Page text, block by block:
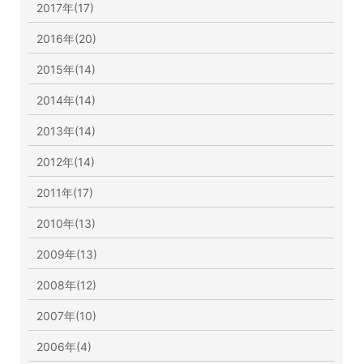
2017年(17)
2016年(20)
2015年(14)
2014年(14)
2013年(14)
2012年(14)
2011年(17)
2010年(13)
2009年(13)
2008年(12)
2007年(10)
2006年(4)